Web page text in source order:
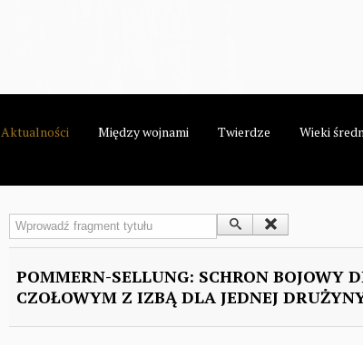
Aktualności Między wojnami Twierdze Wieki
Wprowadź fragment tytułu
POMMERN-SELLUNG: SCHRON BOJOWY
CZOŁOWYM Z IZBĄ DLA JEDNEJ